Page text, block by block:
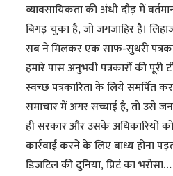
व्यावसायिकता की अंधी दौड़ में
बिगड़ चुका है, जो जगजाहिर है।
सब ने मिलकर एक साफ-सुथरी
हमारे पास अनुभवी पत्रकारों की
स्वच्छ पत्रकारिता के लिये समर्पित
समाचार में अगर सच्चाई है, तो उसे
ही सरकार और उसके अधिकारियों
कार्रवाई करने के लिए बाध्य होना
डिजटिल की दुनिया, प्रिटं का